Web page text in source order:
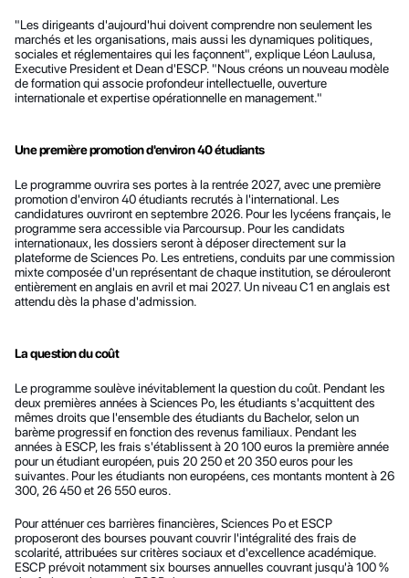
"Les dirigeants d'aujourd'hui doivent comprendre non seulement les
marchés et les organisations, mais aussi les dynamiques politiques,
sociales et réglementaires qui les façonnent", explique Léon Laulusa,
Executive President et Dean d'ESCP. "Nous créons un nouveau modèle
de formation qui associe profondeur intellectuelle, ouverture
internationale et expertise opérationnelle en management."
Une première promotion d'environ 40 étudiants
Le programme ouvrira ses portes à la rentrée 2027, avec une première
promotion d'environ 40 étudiants recrutés à l'international. Les
candidatures ouvriront en septembre 2026. Pour les lycéens français, le
programme sera accessible via Parcoursup. Pour les candidats
internationaux, les dossiers seront à déposer directement sur la
plateforme de Sciences Po. Les entretiens, conduits par une commission
mixte composée d'un représentant de chaque institution, se dérouleront
entièrement en anglais en avril et mai 2027. Un niveau C1 en anglais est
attendu dès la phase d'admission.
La question du coût
Le programme soulève inévitablement la question du coût. Pendant les
deux premières années à Sciences Po, les étudiants s'acquittent des
mêmes droits que l'ensemble des étudiants du Bachelor, selon un
barème progressif en fonction des revenus familiaux. Pendant les
années à ESCP, les frais s'établissent à 20 100 euros la première année
pour un étudiant européen, puis 20 250 et 20 350 euros pour les
suivantes. Pour les étudiants non européens, ces montants montent à 26
300, 26 450 et 26 550 euros.
Pour atténuer ces barrières financières, Sciences Po et ESCP
proposeront des bourses pouvant couvrir l'intégralité des frais de
scolarité, attribuées sur critères sociaux et d'excellence académique.
ESCP prévoit notamment six bourses annuelles couvrant jusqu'à 100 %